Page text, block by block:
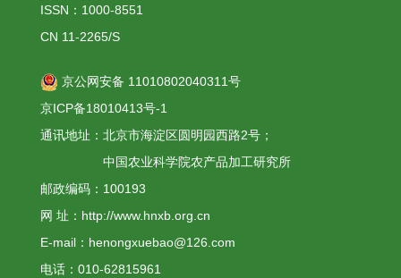
ISSN：1000-8551
CN 11-2265/S
京公网安备 11010802040311号
京ICP备18010413号-1
通讯地址：北京市海淀区圆明园西路2号；
中国农业科学院农产品加工研究所
邮政编码：100193
网 址：http://www.hnxb.org.cn
E-mail：henongxuebao@126.com
电话：010-62815961